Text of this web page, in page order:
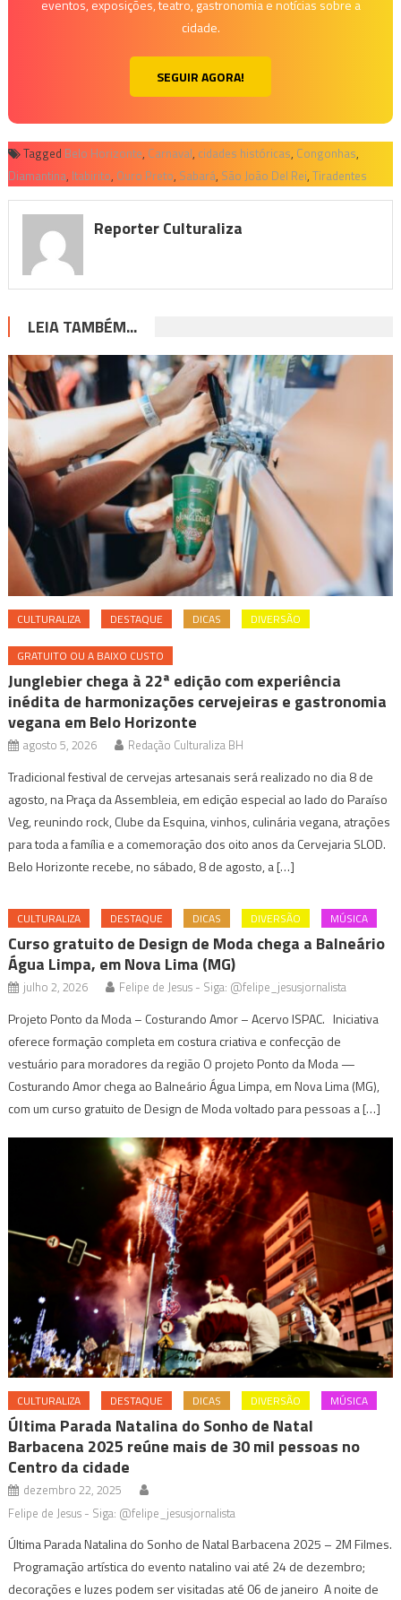
eventos, exposições, teatro, gastronomia e notícias sobre a
cidade.
SEGUIR AGORA!
Tagged Belo Horizonte, Carnaval, cidades históricas, Congonhas,
Diamantina, Itabirito, Ouro Preto, Sabará, São João Del Rei, Tiradentes
Reporter Culturaliza
LEIA TAMBÉM...
CULTURALIZA DESTAQUE DICAS DIVERSÃO
GRATUITO OU A BAIXO CUSTO
Junglebier chega à 22ª edição com experiência
inédita de harmonizações cervejeiras e gastronomia
vegana em Belo Horizonte
agosto 5, 2026 Redação Culturaliza BH
Tradicional festival de cervejas artesanais será realizado no dia 8 de
agosto, na Praça da Assembleia, em edição especial ao lado do Paraíso
Veg, reunindo rock, Clube da Esquina, vinhos, culinária vegana, atrações
para toda a família e a comemoração dos oito anos da Cervejaria SLOD.
Belo Horizonte recebe, no sábado, 8 de agosto, a […]
CULTURALIZA DESTAQUE DICAS DIVERSÃO MÚSICA
Curso gratuito de Design de Moda chega a Balneário
Água Limpa, em Nova Lima (MG)
julho 2, 2026 Felipe de Jesus - Siga: @felipe_jesusjornalista
Projeto Ponto da Moda – Costurando Amor – Acervo ISPAC. Iniciativa
oferece formação completa em costura criativa e confecção de
vestuário para moradores da região O projeto Ponto da Moda —
Costurando Amor chega ao Balneário Água Limpa, em Nova Lima (MG),
com um curso gratuito de Design de Moda voltado para pessoas a […]
CULTURALIZA DESTAQUE DICAS DIVERSÃO MÚSICA
Última Parada Natalina do Sonho de Natal
Barbacena 2025 reúne mais de 30 mil pessoas no
Centro da cidade
dezembro 22, 2025
Felipe de Jesus - Siga: @felipe_jesusjornalista
Última Parada Natalina do Sonho de Natal Barbacena 2025 – 2M Filmes.
Programação artística do evento natalino vai até 24 de dezembro;
decorações e luzes podem ser visitadas até 06 de janeiro A noite de